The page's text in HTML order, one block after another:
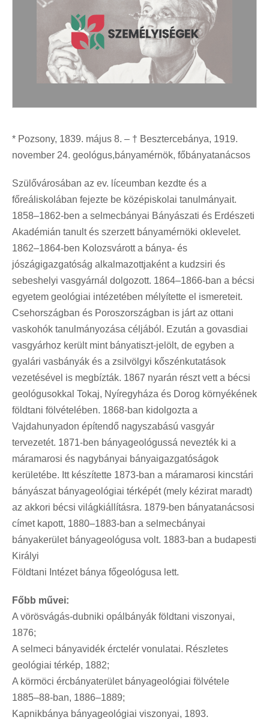
* Pozsony, 1839. május 8. – † Besztercebánya, 1919.
november 24. geológus,bányamérnök, főbányatanácsos
Szülővárosában az ev. líceumban kezdte és a
főreáliskolában fejezte be középiskolai tanulmányait.
1858–1862-ben a selmecbányai Bányászati és Erdészeti
Akadémián tanult és szerzett bányamérnöki oklevelet.
1862–1864-ben Kolozsvárott a bánya- és
jószágigazgatóság alkalmazottjaként a kudzsiri és
sebeshelyi vasgyárnál dolgozott. 1864–1866-ban a bécsi
egyetem geológiai intézetében mélyítette el ismereteit.
Csehországban és Poroszországban is járt az ottani
vaskohók tanulmányozása céljából. Ezután a govasdiai
vasgyárhoz került mint bányatiszt-jelölt, de egyben a
gyalári vasbányák és a zsilvölgyi kőszénkutatások
vezetésével is megbízták. 1867 nyarán részt vett a bécsi
geológusokkal Tokaj, Nyíregyháza és Dorog környékének
földtani fölvételében. 1868-ban kidolgozta a
Vajdahunyadon építendő nagyszabású vasgyár
tervezetét. 1871-ben bányageológussá nevezték ki a
máramarosi és nagybányai bányaigazgatóságok
kerületébe. Itt készítette 1873-ban a máramarosi kincstári
bányászat bányageológiai térképét (mely kézirat maradt)
az akkori bécsi világkiállításra. 1879-ben bányatanácsosi
címet kapott, 1880–1883-ban a selmecbányai
bányakerület bányageológusa volt. 1883-ban a budapesti
Királyi
Földtani Intézet bánya főgeológusa lett.
Főbb művei:
A vörösvágás-dubniki opálbányák földtani viszonyai,
1876;
A selmeci bányavidék érctelér vonulatai. Részletes
geológiai térkép, 1882;
A körmöci ércbányaterület bányageológiai fölvétele
1885–88-ban, 1886–1889;
Kapnikbánya bányageológiai viszonyai, 1893.